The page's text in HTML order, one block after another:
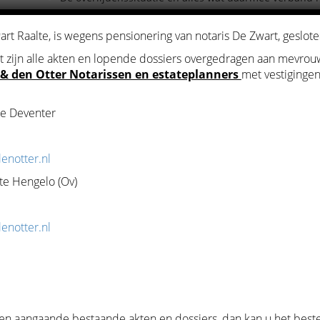
Uw wensen, de mogelijkheden en hoe deze het
notariële akte.
Voor vragen, neemcontactop met ons kantoor.
Raalte is graag uw
deskundigheid op alle
Raalte, is wegens pensionering van notaris De Zwart,
alle akten en lopende dossiers overgedragen aan
den Otter Notarissen en estateplanners met
Deventer
te Hengelo (Ov)